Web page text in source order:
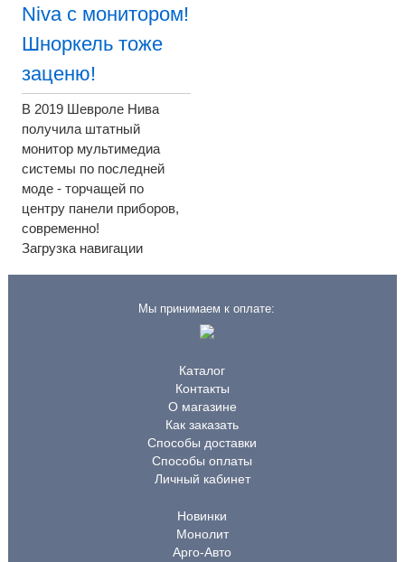
Niva с монитором!
Шноркель тоже
заценю!
В 2019 Шевроле Нива
получила штатный
монитор мультимедиа
системы по последней
моде - торчащей по
центру панели приборов,
современно!
Загрузка навигации
Мы принимаем к оплате:
Каталог
Контакты
О магазине
Как заказать
Способы доставки
Способы оплаты
Личный кабинет
Новинки
Монолит
Арго-Авто